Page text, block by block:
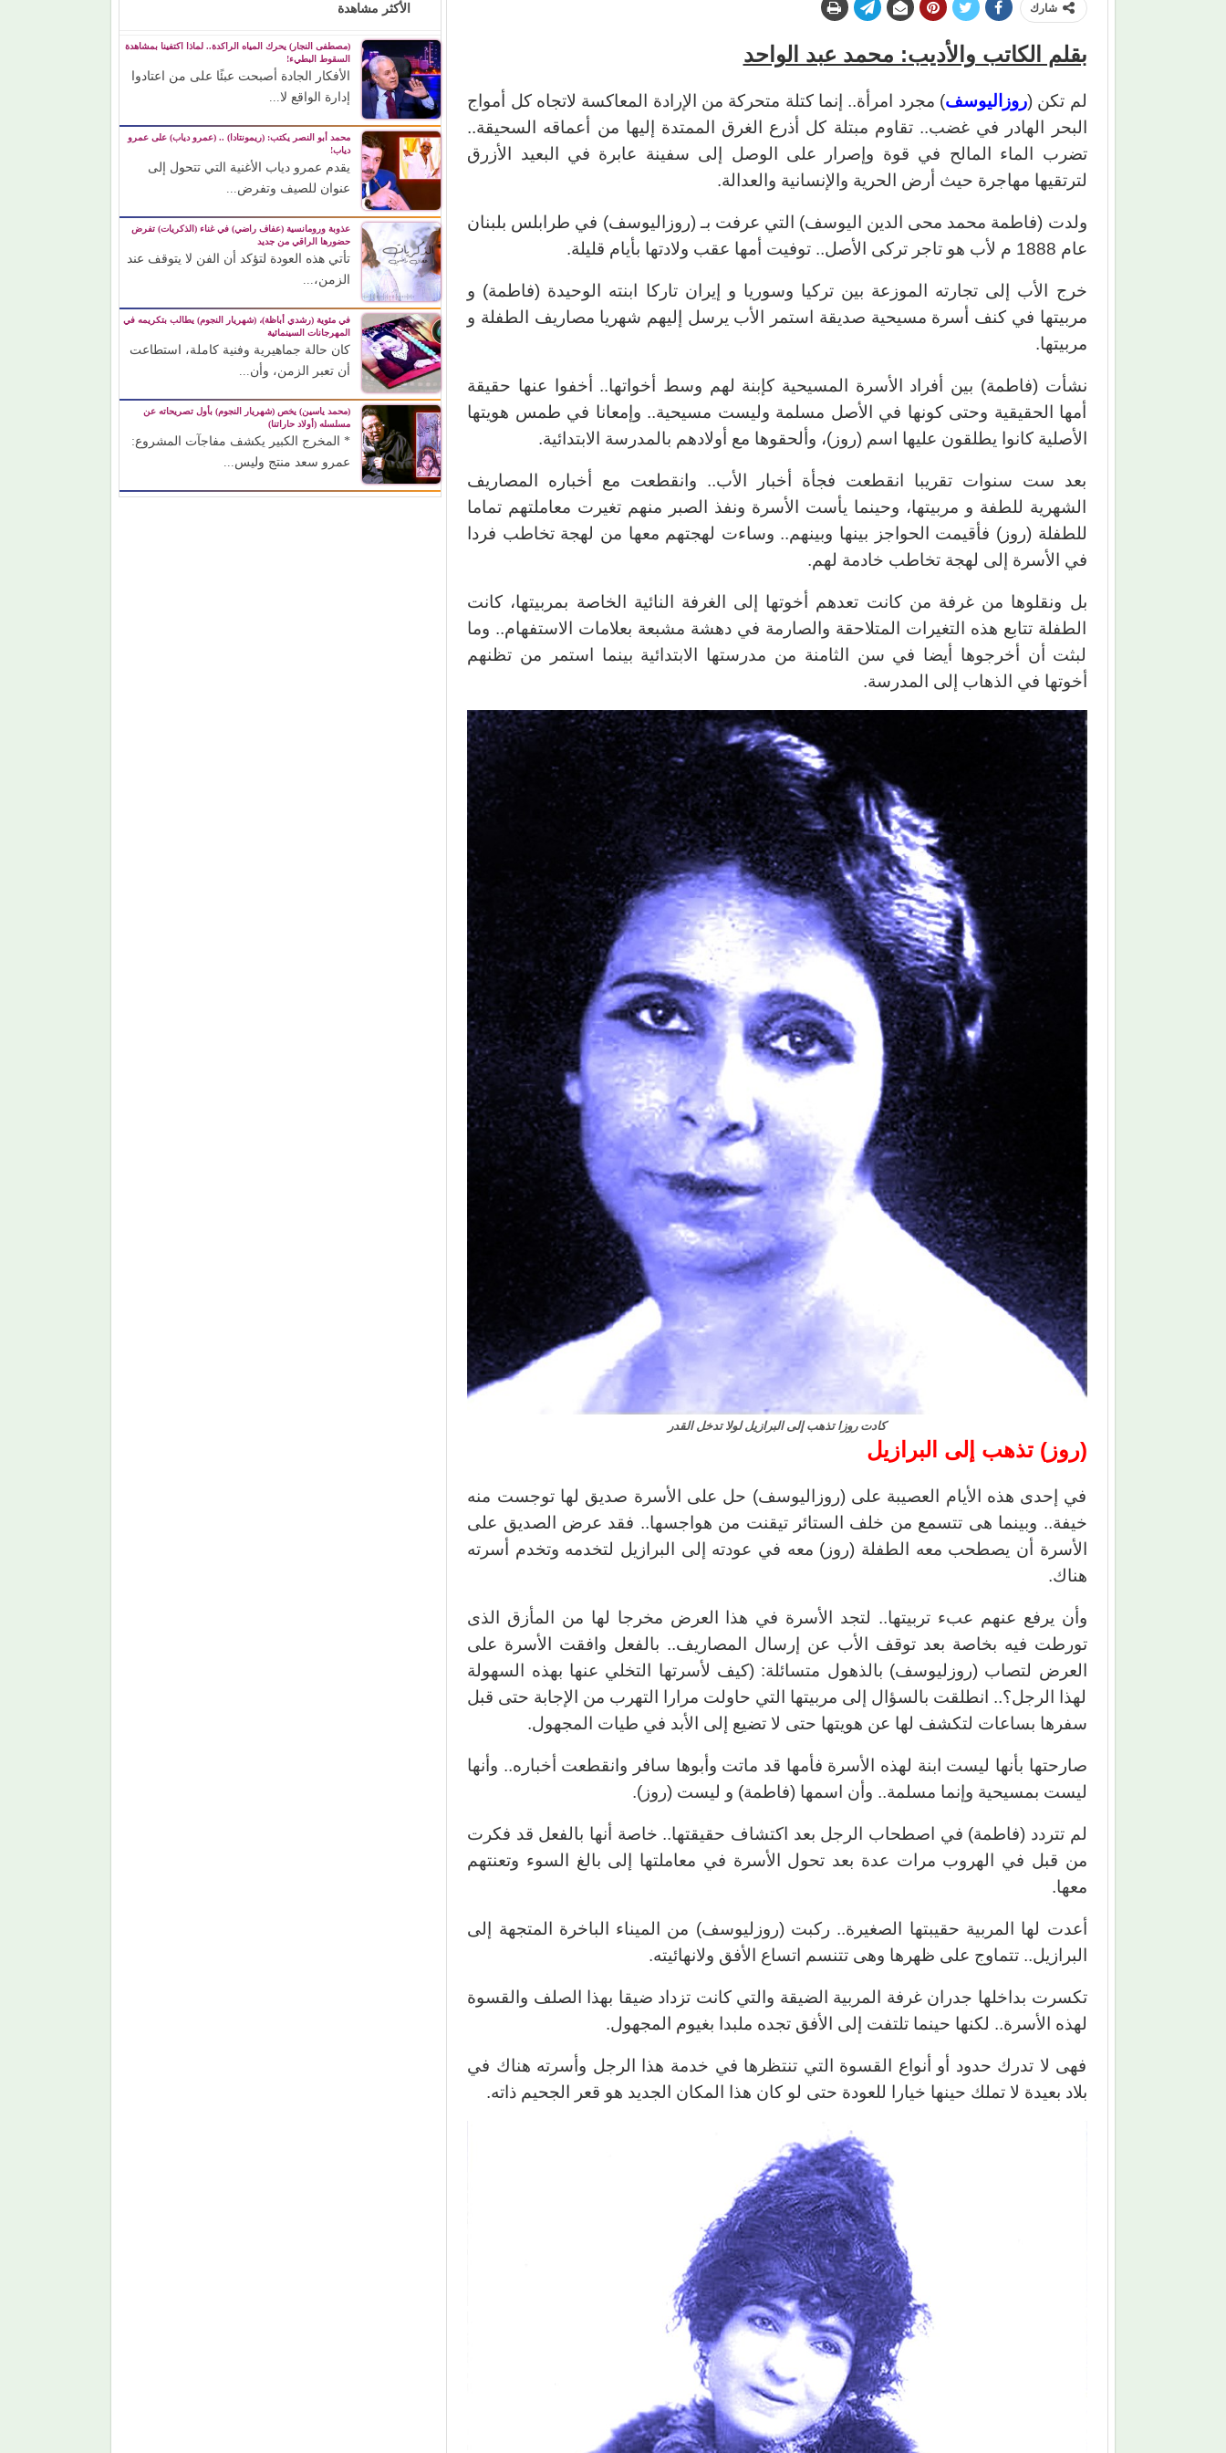
شارك
بقلم الكاتب والأديب: محمد عبد الواحد
لم تكن (روزاليوسف) مجرد امرأة.. إنما كتلة متحركة من الإرادة المعاكسة لاتجاه كل أمواج
البحر الهادر في غضب.. تقاوم مبتلة كل أذرع الغرق الممتدة إليها من أعماقه السحيقة..
تضرب الماء المالح في قوة وإصرار على الوصل إلى سفينة عابرة في البعيد الأزرق
لترتقيها مهاجرة حيث أرض الحرية والإنسانية والعدالة.
ولدت (فاطمة محمد محى الدين اليوسف) التي عرفت بـ (روزاليوسف) في طرابلس بلبنان
عام 1888 م لأب هو تاجر تركى الأصل.. توفيت أمها عقب ولادتها بأيام قليلة.
خرج الأب إلى تجارته الموزعة بين تركيا وسوريا و إيران تاركا ابنته الوحيدة (فاطمة) و
مربيتها في كنف أسرة مسيحية صديقة استمر الأب يرسل إليهم شهريا مصاريف الطفلة و
مربيتها.
نشأت (فاطمة) بين أفراد الأسرة المسيحية كإبنة لهم وسط أخواتها.. أخفوا عنها حقيقة
أمها الحقيقية وحتى كونها في الأصل مسلمة وليست مسيحية.. وإمعانا في طمس هويتها
الأصلية كانوا يطلقون عليها اسم (روز)، وألحقوها مع أولادهم بالمدرسة الابتدائية.
بعد ست سنوات تقريبا انقطعت فجأة أخبار الأب.. وانقطعت مع أخباره المصاريف
الشهرية للطفة و مربيتها، وحينما يأست الأسرة ونفذ الصبر منهم تغيرت معاملتهم تماما
للطفلة (روز) فأقيمت الحواجز بينها وبينهم.. وساءت لهجتهم معها من لهجة تخاطب فردا
في الأسرة إلى لهجة تخاطب خادمة لهم.
بل ونقلوها من غرفة من كانت تعدهم أخوتها إلى الغرفة النائية الخاصة بمربيتها، كانت
الطفلة تتابع هذه التغيرات المتلاحقة والصارمة في دهشة مشبعة بعلامات الاستفهام.. وما
لبثت أن أخرجوها أيضا في سن الثامنة من مدرستها الابتدائية بينما استمر من تظنهم
أخوتها في الذهاب إلى المدرسة.
كادت روزا تذهب إلى البرازيل لولا تدخل القدر
(روز) تذهب إلى البرازيل
في إحدى هذه الأيام العصيبة على (روزاليوسف) حل على الأسرة صديق لها توجست منه
خيفة.. وبينما هى تتسمع من خلف الستائر تيقنت من هواجسها.. فقد عرض الصديق على
الأسرة أن يصطحب معه الطفلة (روز) معه في عودته إلى البرازيل لتخدمه وتخدم أسرته
هناك.
وأن يرفع عنهم عبء تربيتها.. لتجد الأسرة في هذا العرض مخرجا لها من المأزق الذى
تورطت فيه بخاصة بعد توقف الأب عن إرسال المصاريف.. بالفعل وافقت الأسرة على
العرض لتصاب (روزليوسف) بالذهول متسائلة: (كيف لأسرتها التخلي عنها بهذه السهولة
لهذا الرجل؟.. انطلقت بالسؤال إلى مربيتها التي حاولت مرارا التهرب من الإجابة حتى قبل
سفرها بساعات لتكشف لها عن هويتها حتى لا تضيع إلى الأبد في طيات المجهول.
صارحتها بأنها ليست ابنة لهذه الأسرة فأمها قد ماتت وأبوها سافر وانقطعت أخباره.. وأنها
ليست بمسيحية وإنما مسلمة.. وأن اسمها (فاطمة) و ليست (روز).
لم تتردد (فاطمة) في اصطحاب الرجل بعد اكتشاف حقيقتها.. خاصة أنها بالفعل قد فكرت
من قبل في الهروب مرات عدة بعد تحول الأسرة في معاملتها إلى بالغ السوء وتعنتهم
معها.
أعدت لها المربية حقيبتها الصغيرة.. ركبت (روزليوسف) من الميناء الباخرة المتجهة إلى
البرازيل.. تتماوج على ظهرها وهى تتنسم اتساع الأفق ولانهائيته.
تكسرت بداخلها جدران غرفة المربية الضيقة والتي كانت تزداد ضيقا بهذا الصلف والقسوة
لهذه الأسرة.. لكنها حينما تلتفت إلى الأفق تجده ملبدا بغيوم المجهول.
فهى لا تدرك حدود أو أنواع القسوة التي تنتظرها في خدمة هذا الرجل وأسرته هناك في
بلاد بعيدة لا تملك حينها خيارا للعودة حتى لو كان هذا المكان الجديد هو قعر الجحيم ذاته.
الأكثر مشاهدة
(مصطفى النجار) يحرك المياه الراكدة.. لماذا اكتفينا بمشاهدة
السقوط البطيء!
الأفكار الجادة أصبحت عبئًا على من اعتادوا
إدارة الواقع لا...
محمد أبو النصر يكتب: (ريمونتادا) .. (عمرو دياب) على عمرو
دياب!
يقدم عمرو دياب الأغنية التي تتحول إلى
عنوان للصيف وتفرض...
عذوبة ورومانسية (عفاف راضي) في غناء (الذكريات) تفرض
حضورها الراقي من جديد
تأتي هذه العودة لتؤكد أن الفن لا يتوقف عند
الزمن،...
في مئوية (رشدي أباظة)، (شهريار النجوم) يطالب بتكريمه في
المهرجانات السينمائية
كان حالة جماهيرية وفنية كاملة، استطاعت
أن تعبر الزمن، وأن...
(محمد ياسين) يخص (شهريار النجوم) بأول تصريحاته عن
مسلسله (أولاد حاراتنا)
* المخرج الكبير يكشف مفاجآت المشروع:
عمرو سعد منتج وليس...